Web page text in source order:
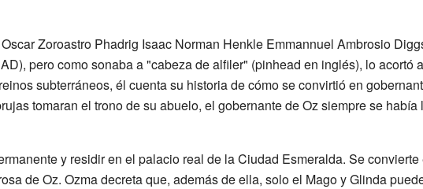
Zoroastro Phadrig Isaac Norman Henkle Emmannuel Ambrosio
pero como sonaba a "cabeza de alfiler" (pinhead en inglés), lo acortó
subterráneos, él cuenta su historia de cómo se convirtió en
tomaran el trono de su abuelo, el gobernante de Oz siempre se había
y residir en el palacio real de la Ciudad Esmeralda. Se convierte
de Oz. Ozma decreta que, además de ella, solo el Mago y Glinda